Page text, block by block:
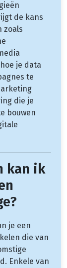
de kans
zoals
je data
te
die je
bouwen
kan ik
je een
die van
Enkele van